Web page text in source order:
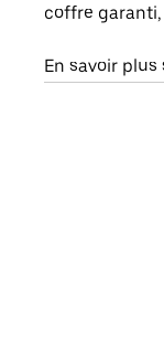
coffre garanti,
En savoir plus